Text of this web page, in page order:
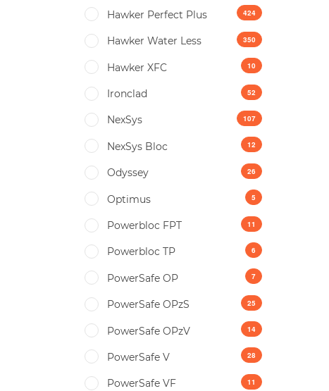
Hawker Perfect Plus 424
Hawker Water Less 350
Hawker XFC 10
Ironclad 52
NexSys 107
NexSys Bloc 12
Odyssey 26
Optimus 5
Powerbloc FPT 11
Powerbloc TP 6
PowerSafe OP 7
PowerSafe OPzS 25
PowerSafe OPzV 14
PowerSafe V 28
PowerSafe VF 11